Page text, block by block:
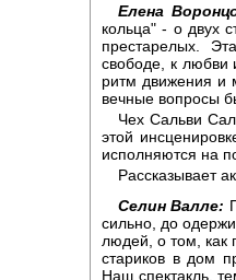
Елена
кольца" - о двух
престарелых.
свободе, к любви
ритм движения и
вечные вопросы
Чех Сальви
этой
исполняются на
Рассказывает
Селин Валле:
сильно, до
людей, о том, как
стариков в дом
Наш спектакль,